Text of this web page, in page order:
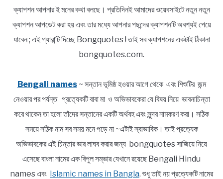
ক্যাপশন আপনার ই মনের কথা বলছে। প্রতিদিনই আমাদের ওয়েবসাইটে নতুন নতুন
ক্যাপশন আপডেট করা হয় এবং তার মধ্যে আপনার পছন্দের ক্যাপশনটি অবশ্যই পেয়ে
যাবেন ; এই গ্যারান্টি দিচ্ছে Bongquotes ! তাই সব ক্যাপশনের একটাই ঠিকানা
bongquotes.com.
Bengali names~ সন্তান ভূমিষ্ঠ হওয়ার আগে থেকে এবং শিশুটির জন্ম
নেওয়ার পর পর্যন্ত প্রত্যেকটি বাবা মা ও অভিভাবকেরা যে বিষয় নিয়ে ভাবনাচিন্তা
করে থাকেন তা হলো তাঁদের সন্তানের একটি অর্থবহ এবং সুন্দর নামকরণ করা। সঠিক
সময়ে সঠিক নাম সব সময় মনে পড়ে না ~এটাই স্বাভাবিক। তাই প্রত্যেক
অভিভাবকের এই চিন্তার ভার লাঘব করার জন্য bongquotes সাজিয়ে নিয়ে
এসেছে বাংলা নামের এক বিপুল সম্ভার যেখানে রয়েছে Bengali Hindu
names এবং Islamic names in Bangla. শুধু তাই নয় প্রত্যেকটি নামের